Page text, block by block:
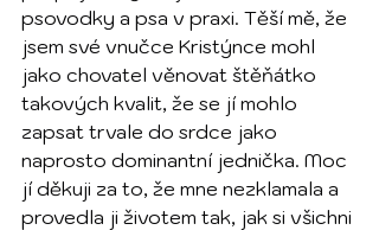
psovodky a psa v praxi. Těší mě, že
jsem své vnučce Kristýnce mohl
jako chovatel věnovat štěňátko
takových kvalit, že se jí mohlo
zapsat trvale do srdce jako
naprosto dominantní jednička. Moc
jí děkuji za to, že mne nezklamala a
provedla ji životem tak, jak si všichni